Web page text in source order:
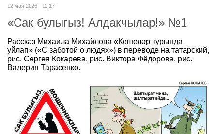
12 мая 2026 - 11:17
«Сак булыгыз! Алдакчылар!» №1
Рассказ Михаила Михайлова «Кешеләр турында
уйлап» («С заботой о людях») в переводе на татарский,
рис. Сергея Кокарева, рис. Виктора Фёдорова, рис.
Валерия Тарасенко.